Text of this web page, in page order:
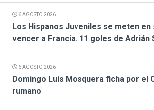
6 AGOSTO 2026
Los Hispanos Juveniles se meten
vencer a Francia. 11 goles de Adrián
6 AGOSTO 2026
Domingo Luis Mosquera ficha por el
rumano